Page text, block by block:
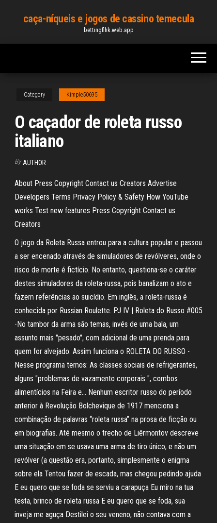
content
caça-níqueis e jogos de cassino temecula
bettingflhk.web.app
Category Kimple50695
O caçador de roleta russo
italiano
By AUTHOR
About Press Copyright Contact us Creators Advertise
Developers Terms Privacy Policy & Safety How YouTube
works Test new features Press Copyright Contact us
Creators
O jogo da Roleta Russa entrou para a cultura popular e passou
a ser encenado através de simuladores de revólveres, onde o
risco de morte é fictício. No entanto, questiona-se o caráter
destes simuladores da roleta-russa, pois banalizam o ato e
fazem referências ao suicídio. Em inglês, a roleta-russa é
conhecida por Russian Roulette. PJ IV | Roleta do Russo #005
-No tambor da arma são temas, invés de uma bala, um
assunto mais "pesado", com adicional de uma prenda para
quem for alvejado. Assim funciona o ROLETA DO RUSSO -
Nesse programa temos: As classes sociais de refrigerantes,
alguns "problemas de vazamento corporais ", combos
alimentícios na Feira e… Nenhum escritor russo do período
anterior à Revolução Bolchevique de 1917 menciona a
combinação de palavras “roleta russa” na prosa de ficção ou
em biografias. Até mesmo o trecho de Liêrmontov descreve
uma situação em se usava uma arma de tiro único, e não um
revólver (a questão era, portanto, simplesmente o enigma
sobre ela Tentou fazer de escada, mas chegou pedindo ajuda
E eu quero que se foda se serviu a carapuça Eu miro na tua
testa, brinco de roleta russa E eu quero que se foda, sua
inveja me aguça Destilei o seu veneno, não contava com a